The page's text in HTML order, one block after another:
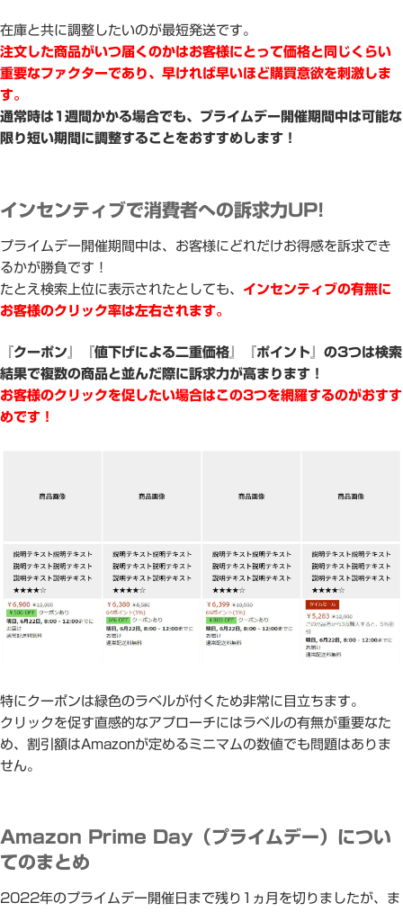
在庫と共に調整したいのが最短発送です。
注文した商品がいつ届くのかはお客様にとって価格と同じくらい
重要なファクターであり、早ければ早いほど購買意欲を刺激しま
す。
通常時は1週間かかる場合でも、プライムデー開催期間中は可能な
限り短い期間に調整することをおすすめします！
インセンティブで消費者への訴求力UP!
プライムデー開催期間中は、お客様にどれだけお得感を訴求でき
るかが勝負です！
たとえ検索上位に表示されたとしても、 インセンティブの有無に
お客様のクリック率は左右されます。
『クーポン』『値下げによる二重価格』『ポイント』の3つは検索
結果で複数の商品と並んだ際に訴求力が高まります！
お客様のクリックを促したい場合はこの3つを網羅するのがおすす
めです！
特にクーポンは緑色のラベルが付くため非常に目立ちます。
クリックを促す直感的なアプローチにはラベルの有無が重要なた
め、割引額はAmazonが定めるミニマムの数値でも問題はありま
せん。
Amazon Prime Day（プライムデー）につい
てのまとめ
2022年のプライムデー開催日まで残り1ヵ月を切りましたが、ま